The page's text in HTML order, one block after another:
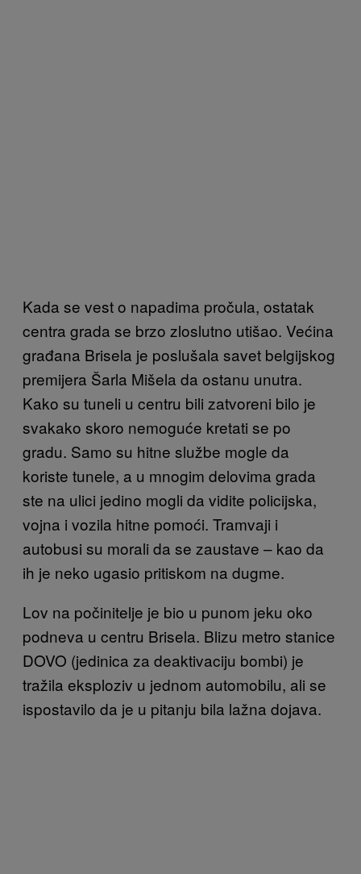
Kada se vest o napadima pročula, ostatak
centra grada se brzo zloslutno utišao. Većina
građana Brisela je poslušala savet belgijskog
premijera Šarla Mišela da ostanu unutra.
Kako su tuneli u centru bili zatvoreni bilo je
svakako skoro nemoguće kretati se po
gradu. Samo su hitne službe mogle da
koriste tunele, a u mnogim delovima grada
ste na ulici jedino mogli da vidite policijska,
vojna i vozila hitne pomoći. Tramvaji i
autobusi su morali da se zaustave – kao da
ih je neko ugasio pritiskom na dugme.
Lov na počinitelje je bio u punom jeku oko
podneva u centru Brisela. Blizu metro stanice
DOVO (jedinica za deaktivaciju bombi) je
tražila eksploziv u jednom automobilu, ali se
ispostavilo da je u pitanju bila lažna dojava.